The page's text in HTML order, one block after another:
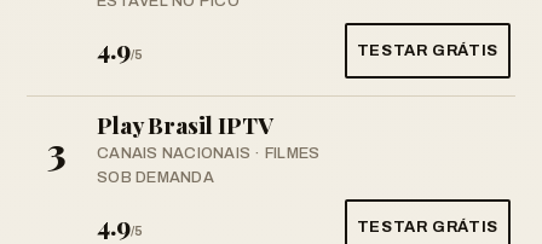
4.9/5 TESTAR GRÁTIS
3
Play Brasil IPTV
CANAIS NACIONAIS · FILMES
SOB DEMANDA
4.9/5 TESTAR GRÁTIS